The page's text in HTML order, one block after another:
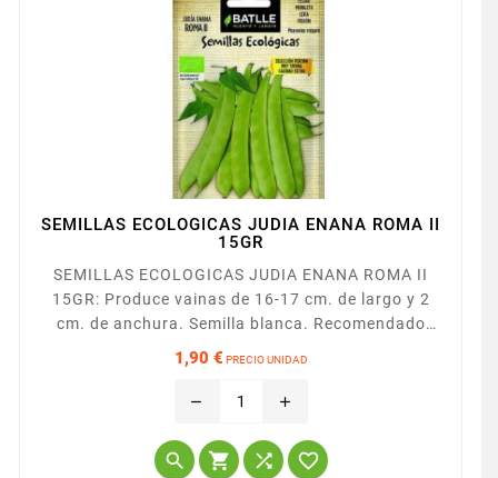
SEMILLAS ECOLOGICAS JUDIA ENANA ROMA II
15GR
SEMILLAS ECOLOGICAS JUDIA ENANA ROMA II
15GR: Produce vainas de 16-17 cm. de largo y 2
cm. de anchura. Semilla blanca. Recomendado
para mercado fresco. Muy buena resistencia a
enfermedades.
1,90 € PRECIO UNIDAD
remove add
   